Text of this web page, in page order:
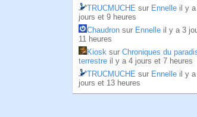
TRUCMUCHE sur Ennelle il y
jours et 9 heures
Chaudron sur Ennelle il y a 3
11 heures
Kiosk sur Chroniques du
terrestre il y a 4 jours et 7 heures
TRUCMUCHE sur Ennelle il y
jours et 13 heures